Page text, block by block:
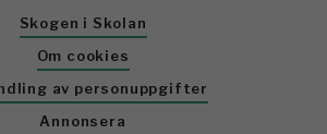
Skogen i Skolan
Om cookies
av personuppgifter
Annonsera